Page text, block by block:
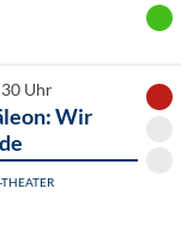
Uhr
Wir